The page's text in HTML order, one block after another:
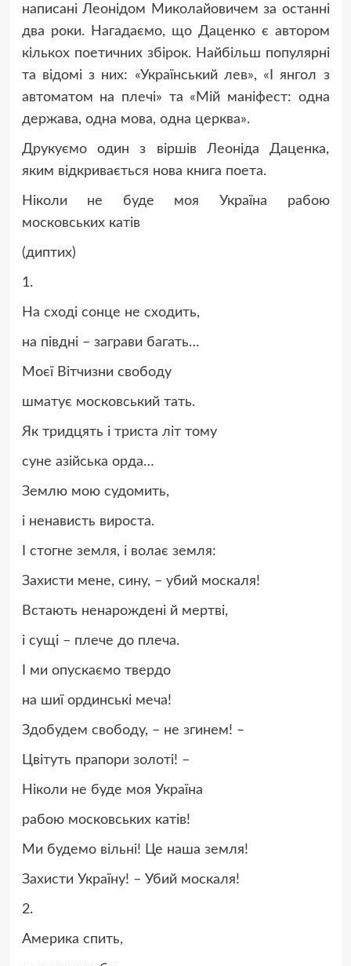
написані Леонідом Миколайовичем за останні
два роки. Нагадаємо, що Даценко є автором
кількох поетичних збірок. Найбільш популярні
та відомі з них: «Український лев», «І янгол з
автоматом на плечі» та «Мій маніфест: одна
держава, одна мова, одна церква».
Друкуємо один з віршів Леоніда Даценка,
яким відкривається нова книга поета.
Ніколи не буде моя Україна рабою
московських катів
(диптих)
1.
На сході сонце не сходить,
на півдні – заграви багать…
Моєї Вітчизни свободу
шматує московський тать.
Як тридцять і триста літ тому
суне азійська орда…
Землю мою судомить,
і ненависть вироста.
І стогне земля, і волає земля:
Захисти мене, сину, – убий москаля!
Встають ненарождені й мертві,
і сущі – плече до плеча.
І ми опускаємо твердо
на шиї ординські меча!
Здобудем свободу, – не згинем! –
Цвітуть прапори золоті! –
Ніколи не буде моя Україна
рабою московських катів!
Ми будемо вільні! Це наша земля!
Захисти Україну! – Убий москаля!
2.
Америка спить,